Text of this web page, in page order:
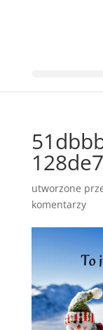
utworzone
komentarzy